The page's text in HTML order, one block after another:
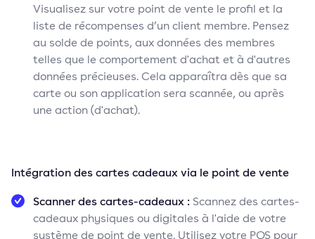
Visualisez sur votre point de vente le profil et la
liste de récompenses d’un client membre. Pensez
au solde de points, aux données des membres
telles que le comportement d'achat et à d'autres
données précieuses. Cela apparaîtra dès que sa
carte ou son application sera scannée, ou après
une action (d'achat).
Intégration des cartes cadeaux via le point de vente
Scanner des cartes-cadeaux : Scannez des cartes-
cadeaux physiques ou digitales à l'aide de votre
système de point de vente. Utilisez votre POS pour